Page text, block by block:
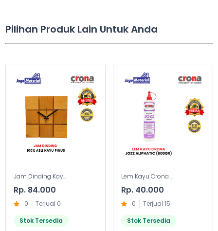
Pilihan Produk Lain Untuk Anda
Jam Dinding Kay...
Rp. 84.000
0 Terjual 0
Stok Tersedia
Lem Kayu Crona ...
Rp. 40.000
0 Terjual 15
Stok Tersedia